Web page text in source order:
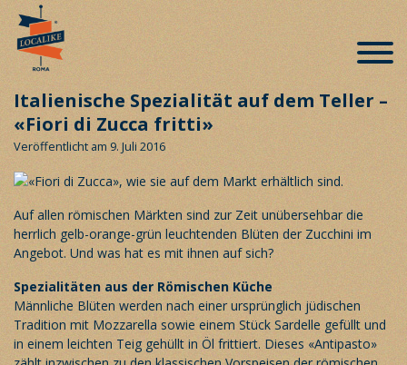
Italienische Spezialität auf dem Teller –
«Fiori di Zucca fritti»
Veröffentlicht am 9. Juli 2016
Auf allen römischen Märkten sind zur Zeit unübersehbar die
herrlich gelb-orange-grün leuchtenden Blüten der Zucchini im
Angebot. Und was hat es mit ihnen auf sich?
Spezialitäten aus der Römischen Küche
Männliche Blüten werden nach einer ursprünglich jüdischen
Tradition mit Mozzarella sowie einem Stück Sardelle gefüllt und
in einem leichten Teig gehüllt in Öl frittiert. Dieses «Antipasto»